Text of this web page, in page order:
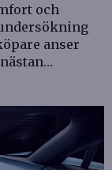
och
anser